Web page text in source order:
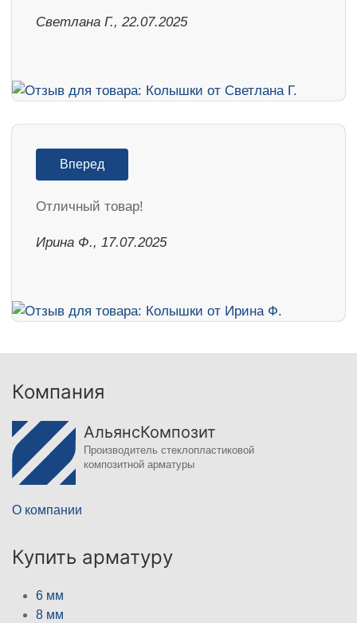
Светлана Г., 22.07.2025
Вперед
Отличный товар!
Ирина Ф., 17.07.2025
Компания
АльянсКомпозит
Производитель стеклопластиковой
композитной арматуры
О компании
Купить арматуру
6 мм
8 мм